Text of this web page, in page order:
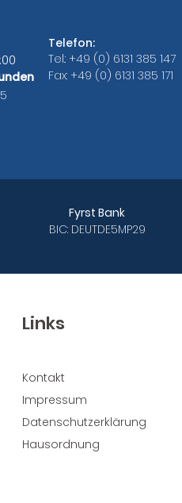
Telefon:
Tel.: +49 (0) 6131 385 147
Fax: +49 (0) 6131 385 171
Fyrst Bank
BIC: DEUTDE5MP29
Links
Kontakt
Impressum
Datenschutzerklärung
Hausordnung